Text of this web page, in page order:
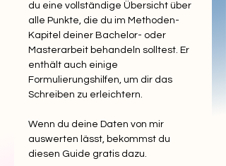
du eine vollständige Übersicht über
alle Punkte, die du im Methoden-
Kapitel deiner Bachelor- oder
Masterarbeit behandeln solltest. Er
enthält auch einige
Formulierungshilfen, um dir das
Schreiben zu erleichtern.
Wenn du deine Daten von mir
auswerten lässt, bekommst du
diesen Guide gratis dazu.